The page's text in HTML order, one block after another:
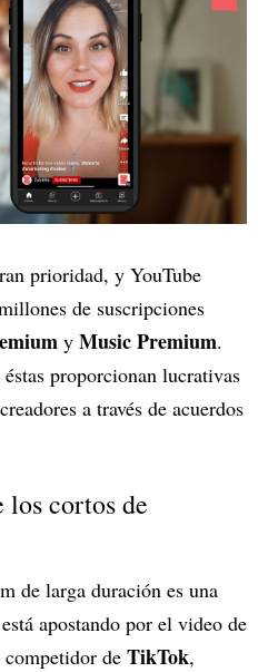
prioridad, y YouTube
de suscripciones
y MusicPremium.
proporcionan lucrativas
a través de acuerdos
los cortos de
de larga duración es una
apostando por el video de
competidor de TikTok,